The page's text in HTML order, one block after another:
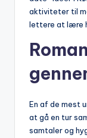
aktiviteter til
lettere at lære
En af de mest
at gå en tur
samtaler og